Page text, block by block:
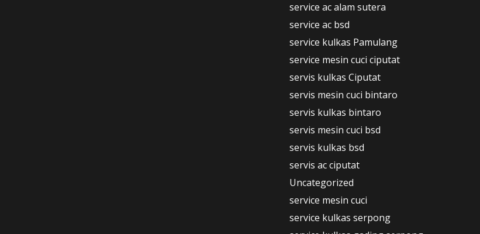
service ac alam sutera
service ac bsd
service kulkas Pamulang
service mesin cuci ciputat
servis kulkas Ciputat
servis mesin cuci bintaro
servis kulkas bintaro
servis mesin cuci bsd
servis kulkas bsd
servis ac ciputat
Uncategorized
service mesin cuci
service kulkas serpong